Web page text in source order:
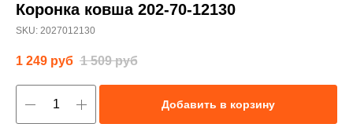
Коронка ковша 202-70-12130
SKU: 2027012130
1 249 руб 1 509 руб
Добавить в корзину